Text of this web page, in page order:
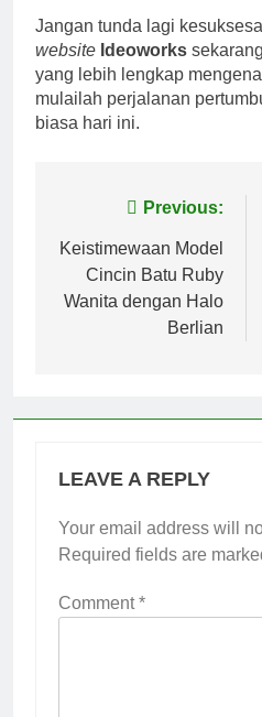
Jangan tunda lagi
website Ideoworks
yang lebih lengkap
mulailah perjalanan
biasa hari ini.
navigation
Previous:
Keistimewaan Model
Cincin Batu Ruby
Wanita dengan Halo
Berlian
LEAVE A REPLY
Your email address will
Required fields are
Comment*